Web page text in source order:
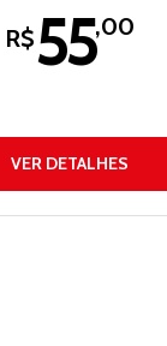
R$55,00
VER DETALHES